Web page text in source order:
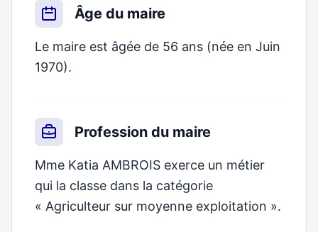
Âge du maire
Le maire est âgée de 56 ans (née en Juin
1970).
Profession du maire
Mme Katia AMBROIS exerce un métier
qui la classe dans la catégorie
« Agriculteur sur moyenne exploitation ».